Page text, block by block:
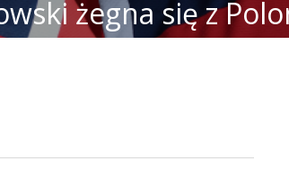
żegna się z